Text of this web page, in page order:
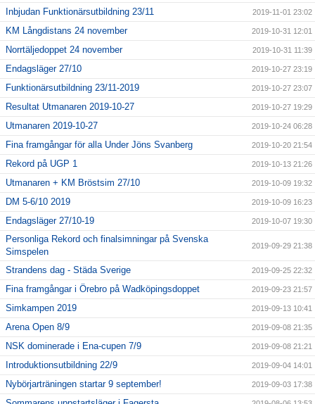
Inbjudan Funktionärsutbildning 23/11 2019-11-01 23:02
KM Långdistans 24 november 2019-10-31 12:01
Norrtäljedoppet 24 november 2019-10-31 11:39
Endagsläger 27/10 2019-10-27 23:19
Funktionärsutbildning 23/11-2019 2019-10-27 23:07
Resultat Utmanaren 2019-10-27 2019-10-27 19:29
Utmanaren 2019-10-27 2019-10-24 06:28
Fina framgångar för alla Under Jöns Svanberg 2019-10-20 21:54
Rekord på UGP 1 2019-10-13 21:26
Utmanaren + KM Bröstsim 27/10 2019-10-09 19:32
DM 5-6/10 2019 2019-10-09 16:23
Endagsläger 27/10-19 2019-10-07 19:30
Personliga Rekord och finalsimningar på Svenska
Simspelen
2019-09-29 21:38
Strandens dag - Städa Sverige 2019-09-25 22:32
Fina framgångar i Örebro på Wadköpingsdoppet 2019-09-23 21:57
Simkampen 2019 2019-09-13 10:41
Arena Open 8/9 2019-09-08 21:35
NSK dominerade i Ena-cupen 7/9 2019-09-08 21:21
Introduktionsutbildning 22/9 2019-09-04 14:01
Nybörjarträningen startar 9 september! 2019-09-03 17:38